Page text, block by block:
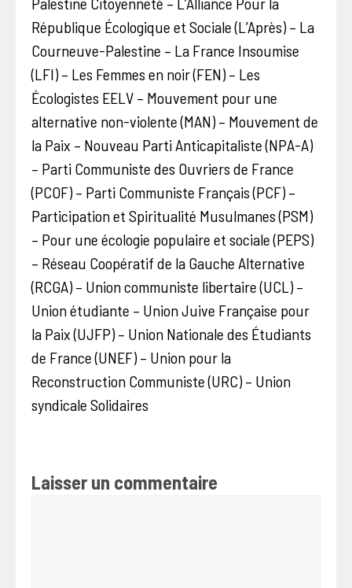
République Écologique et Sociale (L’Après) – La
Courneuve-Palestine – La France Insoumise
(LFI) – Les Femmes en noir (FEN) – Les
Écologistes EELV – Mouvement pour une
alternative non-violente (MAN) – Mouvement de
la Paix – Nouveau Parti Anticapitaliste (NPA-A)
– Parti Communiste des Ouvriers de France
(PCOF) – Parti Communiste Français (PCF) –
Participation et Spiritualité Musulmanes (PSM)
– Pour une écologie populaire et sociale (PEPS)
– Réseau Coopératif de la Gauche Alternative
(RCGA) – Union communiste libertaire (UCL) –
Union étudiante – Union Juive Française pour
la Paix (UJFP) – Union Nationale des Étudiants
de France (UNEF) – Union pour la
Reconstruction Communiste (URC) – Union
syndicale Solidaires
Laisser un commentaire